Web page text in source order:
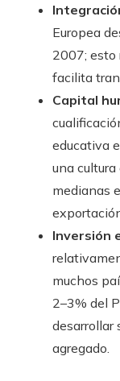
Europea
2007; esto
facilita
Capital
educativa
una
medianas
Inversión
muchos
2–3% del
desarrollar
agregado.